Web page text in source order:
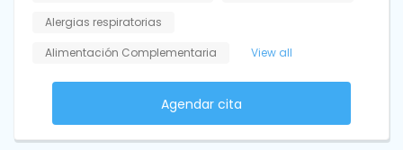
Alergias respiratorias
Alimentación Complementaria
View all
Agendar cita